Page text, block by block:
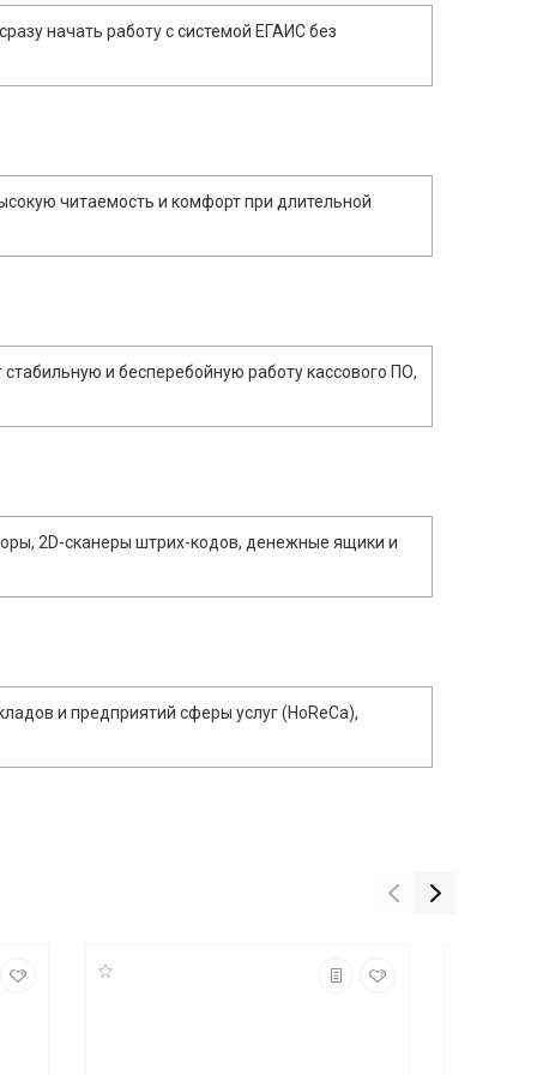
начать работу с системой ЕГАИС без
читаемость и комфорт при длительной
и бесперебойную работу кассового ПО,
2D-сканеры штрих-кодов, денежные ящики и
и предприятий сферы услуг (HoReCa),